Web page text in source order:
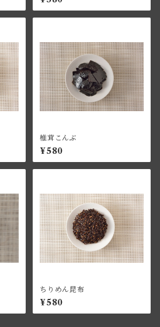
椎茸こんぶ
¥580
ちりめん昆布
¥580